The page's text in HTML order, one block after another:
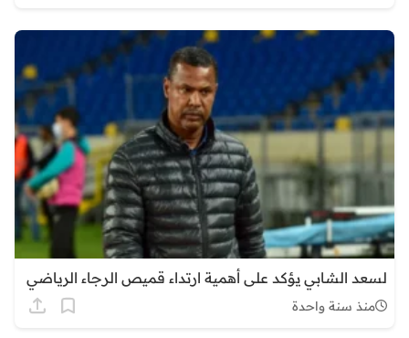
لسعد الشابي يؤكد على أهمية ارتداء قميص الرجاء الرياضي
منذ سنة واحدة